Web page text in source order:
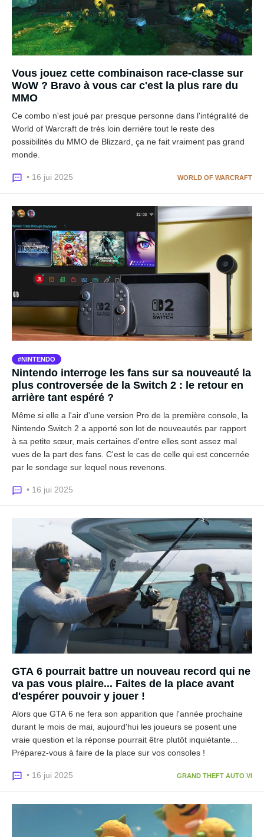
Vous jouez cette combinaison race-classe sur
WoW ? Bravo à vous car c'est la plus rare du
MMO
Ce combo n'est joué par presque personne dans l'intégralité de
World of Warcraft de très loin derrière tout le reste des
possibilités du MMO de Blizzard, ça ne fait vraiment pas grand
monde.
• 16 jui 2025 WORLD OF WARCRAFT
NINTENDO
Nintendo interroge les fans sur sa nouveauté la
plus controversée de la Switch 2 : le retour en
arrière tant espéré ?
Même si elle a l'air d'une version Pro de la première console, la
Nintendo Switch 2 a apporté son lot de nouveautés par rapport
à sa petite sœur, mais certaines d'entre elles sont assez mal
vues de la part des fans. C'est le cas de celle qui est concernée
par le sondage sur lequel nous revenons.
• 16 jui 2025
GTA 6 pourrait battre un nouveau record qui ne
va pas vous plaire... Faites de la place avant
d'espérer pouvoir y jouer !
Alors que GTA 6 ne fera son apparition que l'année prochaine
durant le mois de mai, aujourd'hui les joueurs se posent une
vraie question et la réponse pourrait être plutôt inquiétante...
Préparez-vous à faire de la place sur vos consoles !
• 16 jui 2025 GRAND THEFT AUTO VI